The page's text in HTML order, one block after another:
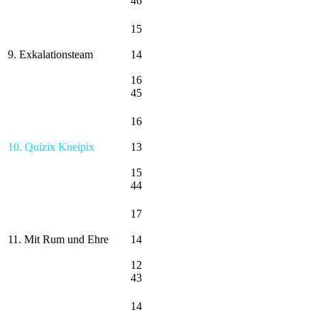
9. Exkalationsteam
15
14
16
45
10. Quizix Kneipix
16
13
15
44
11. Mit Rum und Ehre
17
14
12
43
14